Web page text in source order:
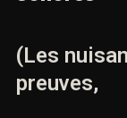
(Les
preuves,